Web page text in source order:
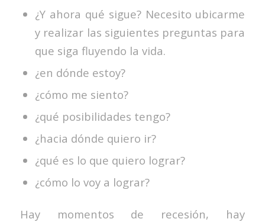
¿Y ahora qué sigue? Necesito ubicarme
y realizar las siguientes preguntas para
que siga fluyendo la vida.
¿en dónde estoy?
¿cómo me siento?
¿qué posibilidades tengo?
¿hacia dónde quiero ir?
¿qué es lo que quiero lograr?
¿cómo lo voy a lograr?
Hay momentos de recesión, hay